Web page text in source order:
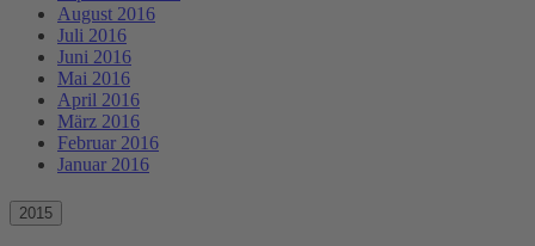
August 2016
Juli 2016
Juni 2016
Mai 2016
April 2016
März 2016
Februar 2016
Januar 2016
2015